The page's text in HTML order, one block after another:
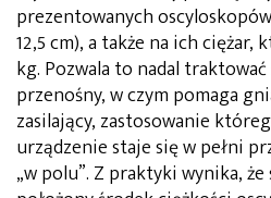
prezentowanych oscyloskopów
12,5 cm), a także na ich ciężar,
kg. Pozwala to nadal
przenośny, w czym pomaga
zasilający, zastosowanie
urządzenie staje się w pełni
„w polu”. Z praktyki wynika,